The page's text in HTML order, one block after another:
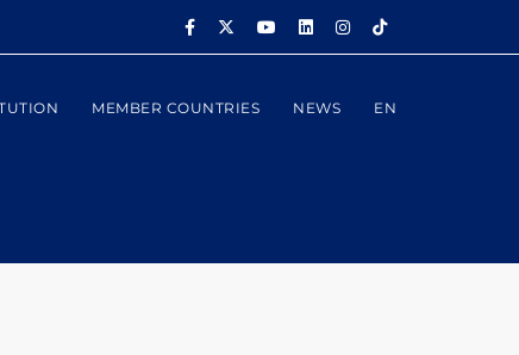
MEMBER COUNTRIES NEWS EN